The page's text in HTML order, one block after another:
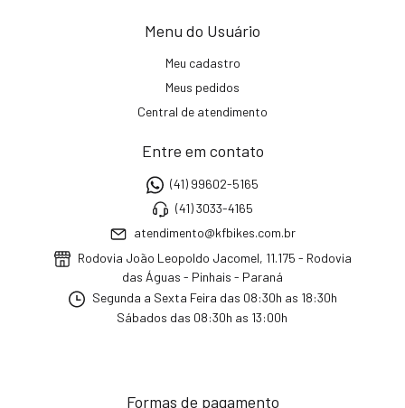
Menu do Usuário
Meu cadastro
Meus pedidos
Central de atendimento
Entre em contato
(41) 99602-5165
(41) 3033-4165
atendimento@kfbikes.com.br
Rodovia João Leopoldo Jacomel, 11.175 - Rodovia
das Águas - Pinhais - Paraná
Segunda a Sexta Feira das 08:30h as 18:30h
Sábados das 08:30h as 13:00h
Formas de pagamento